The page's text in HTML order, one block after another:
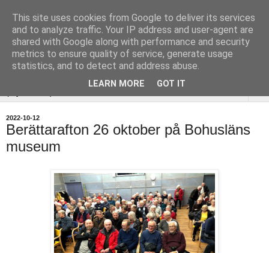
Uddevalla
Hembygdsförening
2022-10-12
Berättarafton 26 oktober på Bohusläns
museum
This site uses cookies from Google to deliver its services
and to analyze traffic. Your IP address and user-agent are
shared with Google along with performance and security
metrics to ensure quality of service, generate usage
statistics, and to detect and address abuse.
LEARN MORE GOT IT